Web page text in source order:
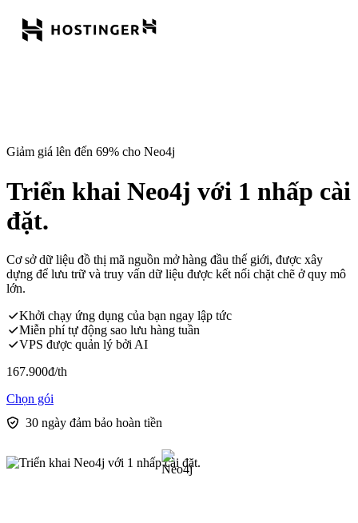
Giảm giá lên đến 69% cho Neo4j
Triển khai Neo4j với 1 nhấp cài
đặt.
Cơ sở dữ liệu đồ thị mã nguồn mở hàng đầu thế giới, được xây
dựng để lưu trữ và truy vấn dữ liệu được kết nối chặt chẽ ở quy mô
lớn.
Khởi chạy ứng dụng của bạn ngay lập tức
Miễn phí tự động sao lưu hàng tuần
VPS được quản lý bởi AI
167.900đ/th
Chọn gói
30 ngày đảm bảo hoàn tiền